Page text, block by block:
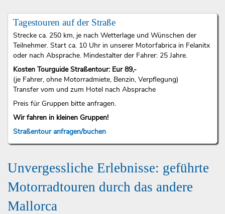
Tagestouren auf der Straße
Strecke ca. 250 km, je nach Wetterlage und Wünschen der
Teilnehmer. Start ca. 10 Uhr in unserer Motorfabrica in Felanitx
oder nach Absprache. Mindestalter der Fahrer: 25 Jahre.
Kosten Tourguide Straßentour: Eur 89,-
(je Fahrer, ohne Motorradmiete, Benzin, Verpflegung)
Transfer vom und zum Hotel nach Absprache
Preis für Gruppen bitte anfragen.
Wir fahren in kleinen Gruppen!
Straßentour anfragen/buchen
Unvergessliche Erlebnisse: geführte
Motorradtouren durch das andere
Mallorca